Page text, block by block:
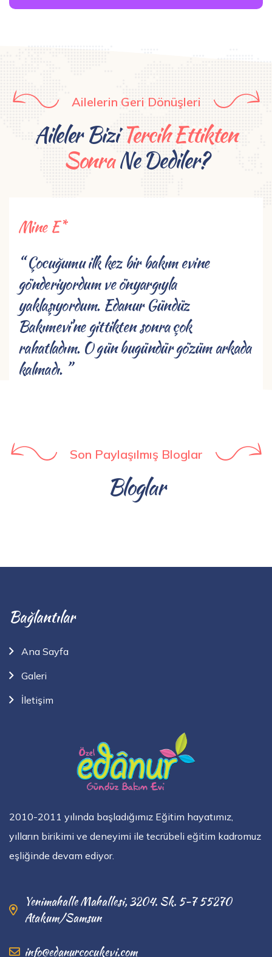
Ailelerin Geri Dönüşleri
Aileler BiziTercih Ettikten
SonraNe Dediler?
Mine E*
“ Çocuğumu ilk kez bir bakım evine
gönderiyordum ve önyargıyla
yaklaşıyordum. Edanur Gündüz
Bakımevi'ne gittikten sonra çok
rahatladım. O gün bugündür gözüm arkada
kalmadı. ”
Son Paylaşılmış Bloglar
Bloglar
Bağlantılar
Ana Sayfa
Galeri
İletişim
2010-2011 yılında başladığımız Eğitim hayatımız,
yılların birikimi ve deneyimi ile tecrübeli eğitim kadromuz
eşliğinde devam ediyor.
Yenimahalle Mahallesi, 3204. Sk. 5-7 55270
Atakum/Samsun
info@edanurcocukevi.com